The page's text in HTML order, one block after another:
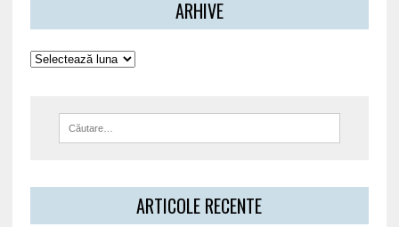
ARHIVE
ARTICOLE RECENTE